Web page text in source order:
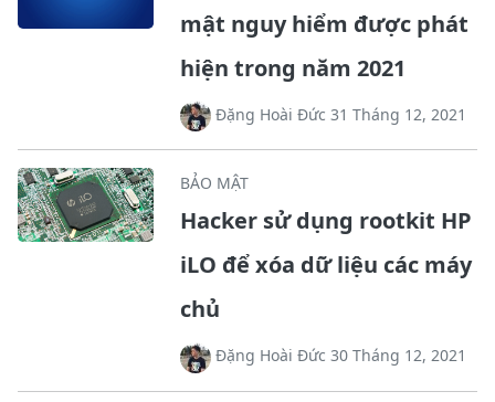
mật nguy hiểm được phát
hiện trong năm 2021
Đặng Hoài Đức 31 Tháng 12, 2021
BẢO MẬT
Hacker sử dụng rootkit HP
iLO để xóa dữ liệu các máy
chủ
Đặng Hoài Đức 30 Tháng 12, 2021